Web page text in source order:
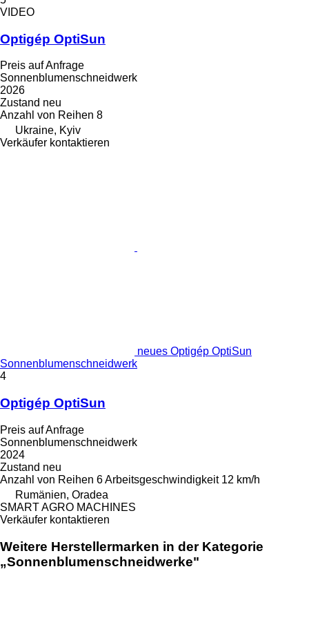
VIDEO
Optigép OptiSun
Preis auf Anfrage
Sonnenblumenschneidwerk
2026
Zustand neu
Anzahl von Reihen 8
Ukraine, Kyiv
Verkäufer kontaktieren
neues Optigép OptiSun
Sonnenblumenschneidwerk
4
Optigép OptiSun
Preis auf Anfrage
Sonnenblumenschneidwerk
2024
Zustand neu
Anzahl von Reihen 6Arbeitsgeschwindigkeit 12 km/h
Rumänien, Oradea
SMART AGRO MACHINES
Verkäufer kontaktieren
Weitere Herstellermarken in der Kategorie
„Sonnenblumenschneidwerke"